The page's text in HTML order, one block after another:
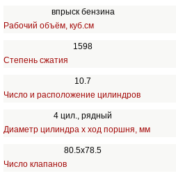
впрыск бензина
Рабочий объём, куб.см
1598
Степень сжатия
10.7
Число и расположение цилиндров
4 цил., рядный
Диаметр цилиндра х ход поршня, мм
80.5x78.5
Число клапанов